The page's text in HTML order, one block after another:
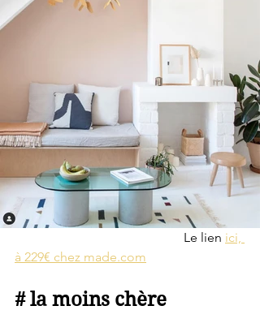
                                                    Le lien
ici,
à 229€ chez made.com
# la moins chère